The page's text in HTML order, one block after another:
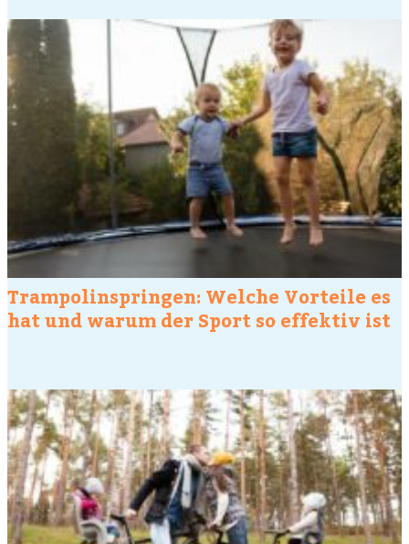
Trampolinspringen: Welche Vorteile es
hat und warum der Sport so effektiv ist